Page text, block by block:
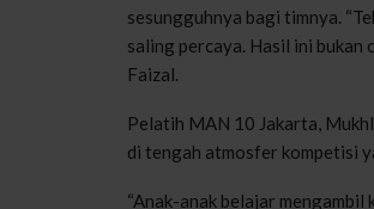
sesungguhnya bagi timnya.
saling percaya. Hasil ini bukan
Faizal.
Pelatih MAN 10 Jakarta,
di tengah atmosfer kompetisi
“Anak-anak belajar